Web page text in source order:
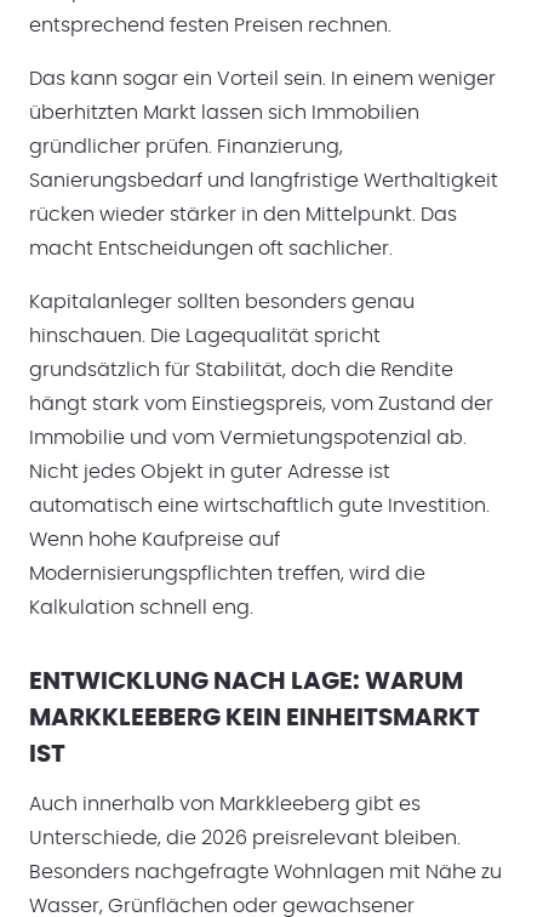
entsprechend festen Preisen rechnen.
Das kann sogar ein Vorteil sein. In einem weniger
überhitzten Markt lassen sich Immobilien
gründlicher prüfen. Finanzierung,
Sanierungsbedarf und langfristige Werthaltigkeit
rücken wieder stärker in den Mittelpunkt. Das
macht Entscheidungen oft sachlicher.
Kapitalanleger sollten besonders genau
hinschauen. Die Lagequalität spricht
grundsätzlich für Stabilität, doch die Rendite
hängt stark vom Einstiegspreis, vom Zustand der
Immobilie und vom Vermietungspotenzial ab.
Nicht jedes Objekt in guter Adresse ist
automatisch eine wirtschaftlich gute Investition.
Wenn hohe Kaufpreise auf
Modernisierungspflichten treffen, wird die
Kalkulation schnell eng.
ENTWICKLUNG NACH LAGE: WARUM
MARKKLEEBERG KEIN EINHEITSMARKT
IST
Auch innerhalb von Markkleeberg gibt es
Unterschiede, die 2026 preisrelevant bleiben.
Besonders nachgefragte Wohnlagen mit Nähe zu
Wasser, Grünflächen oder gewachsener